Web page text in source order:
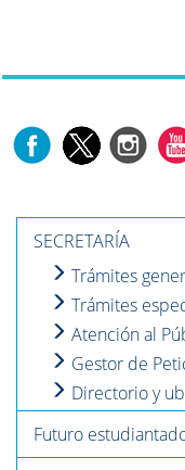
SECRETARÍA
Trámites
Trámites
Atención al
Gestor de
Directorio y
Futuro